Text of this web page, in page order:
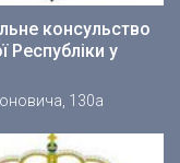
консульство
Республіки у
130а